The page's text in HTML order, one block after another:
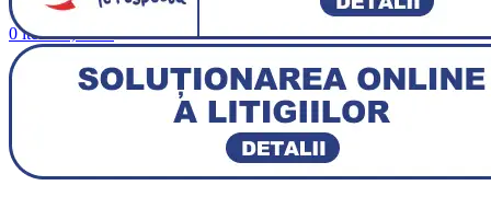
0items 0,00lei